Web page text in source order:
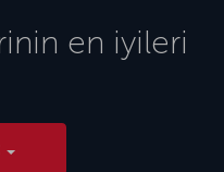
yıkılmasından sonra
Havalimanı’ndan yurt
en iyileri